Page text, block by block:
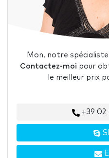
Mon, notre
Contactez-moi pour
le meilleur prix
+39 02